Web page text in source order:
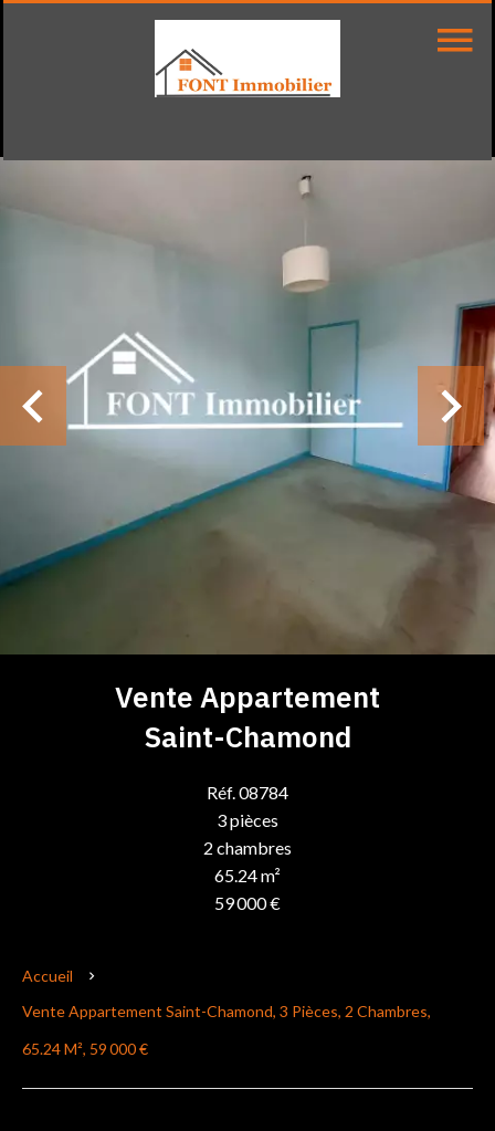
Vente Appartement
Saint-Chamond
Réf. 08784
3 pièces
2 chambres
65.24 m²
59 000 €
Accueil
Vente Appartement Saint-Chamond, 3 Pièces, 2 Chambres,
65.24 M², 59 000 €